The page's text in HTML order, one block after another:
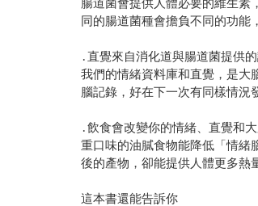
同的腸道菌種會擔負不同的功能
․直覺來自消化道與腸道菌提供
我們的情緒資料庫和直覺，是大
腦記錄，好在下一次有同樣情況
․飲食會改變你的情緒、直覺和
重口味的油膩食物能降低「情緒
後的產物，卻能提供人體更多熱
這本書還能告訴你